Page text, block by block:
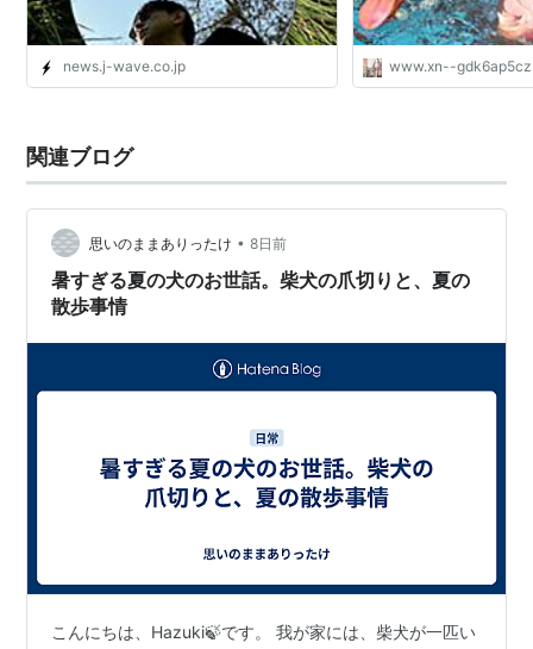
news.j-wave.co.jp www.xn--
関連ブログ
思いのままありったけ • 8日前
暑すぎる夏の犬のお世話。柴犬の爪切りと、夏の
散歩事情
こんにちは、Hazuki🍃です。 我が家には、柴犬が一匹い